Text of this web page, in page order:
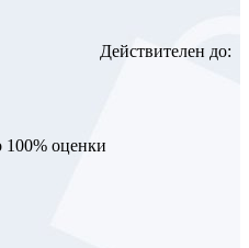
Действителен до:
100% оценки